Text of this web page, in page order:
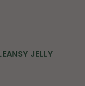
JELLY